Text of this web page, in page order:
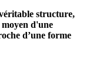
structure,
moyen d'une
d’une forme